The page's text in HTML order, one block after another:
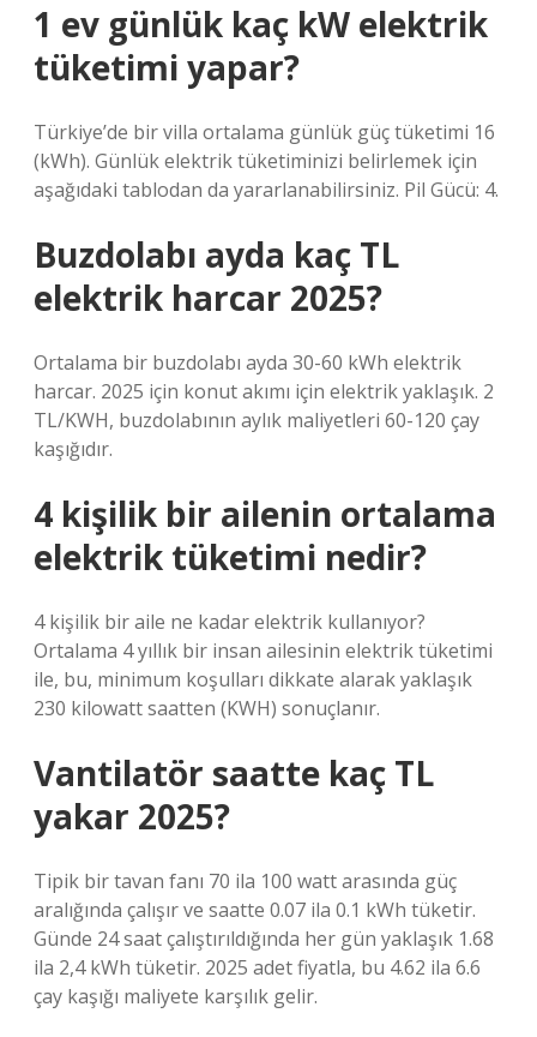
1 ev günlük kaç kW elektrik
tüketimi yapar?
Türkiye’de bir villa ortalama günlük güç tüketimi 16
(kWh). Günlük elektrik tüketiminizi belirlemek için
aşağıdaki tablodan da yararlanabilirsiniz. Pil Gücü: 4.
Buzdolabı ayda kaç TL
elektrik harcar 2025?
Ortalama bir buzdolabı ayda 30-60 kWh elektrik
harcar. 2025 için konut akımı için elektrik yaklaşık. 2
TL/KWH, buzdolabının aylık maliyetleri 60-120 çay
kaşığıdır.
4 kişilik bir ailenin ortalama
elektrik tüketimi nedir?
4 kişilik bir aile ne kadar elektrik kullanıyor?
Ortalama 4 yıllık bir insan ailesinin elektrik tüketimi
ile, bu, minimum koşulları dikkate alarak yaklaşık
230 kilowatt saatten (KWH) sonuçlanır.
Vantilatör saatte kaç TL
yakar 2025?
Tipik bir tavan fanı 70 ila 100 watt arasında güç
aralığında çalışır ve saatte 0.07 ila 0.1 kWh tüketir.
Günde 24 saat çalıştırıldığında her gün yaklaşık 1.68
ila 2,4 kWh tüketir. 2025 adet fiyatla, bu 4.62 ila 6.6
çay kaşığı maliyete karşılık gelir.